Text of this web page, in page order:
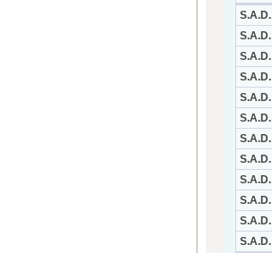
S.A.D.
S.A.D.
S.A.D.
S.A.D.
S.A.D.
S.A.D.
S.A.D.
S.A.D.
S.A.D.
S.A.D.
S.A.D.
S.A.D.